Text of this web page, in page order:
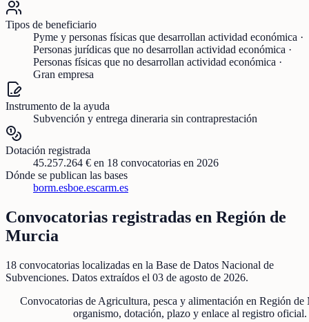
Tipos de beneficiario
Pyme y personas físicas que desarrollan actividad económica ·
Personas jurídicas que no desarrollan actividad económica ·
Personas físicas que no desarrollan actividad económica ·
Gran empresa
Instrumento de la ayuda
Subvención y entrega dineraria sin contraprestación
Dotación registrada
45.257.264 € en 18 convocatorias en 2026
Dónde se publican las bases
borm.esboe.escarm.es
Convocatorias registradas en Región de
Murcia
18 convocatorias localizadas en la Base de Datos Nacional de
Subvenciones. Datos extraídos el 03 de agosto de 2026.
Convocatorias de Agricultura, pesca y alimentación en Región de
organismo, dotación, plazo y enlace al registro oficial.